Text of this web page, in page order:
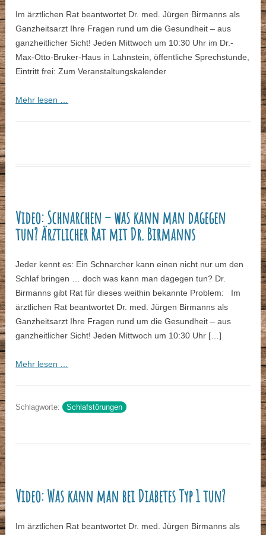
Im ärztlichen Rat beantwortet Dr. med. Jürgen Birmanns als
Ganzheitsarzt Ihre Fragen rund um die Gesundheit – aus
ganzheitlicher Sicht! Jeden Mittwoch um 10:30 Uhr im Dr.-
Max-Otto-Bruker-Haus in Lahnstein, öffentliche Sprechstunde,
Eintritt frei: Zum Veranstaltungskalender
Mehr lesen …
Video: Schnarchen – was kann man dagegen
tun? Ärztlicher Rat mit Dr. Birmanns
Jeder kennt es: Ein Schnarcher kann einen nicht nur um den
Schlaf bringen … doch was kann man dagegen tun? Dr.
Birmanns gibt Rat für dieses weithin bekannte Problem: Im
ärztlichen Rat beantwortet Dr. med. Jürgen Birmanns als
Ganzheitsarzt Ihre Fragen rund um die Gesundheit – aus
ganzheitlicher Sicht! Jeden Mittwoch um 10:30 Uhr […]
Mehr lesen …
Schlagworte: Schlafstörungen
Video: Was kann man bei Diabetes Typ 1 tun?
Im ärztlichen Rat beantwortet Dr. med. Jürgen Birmanns als